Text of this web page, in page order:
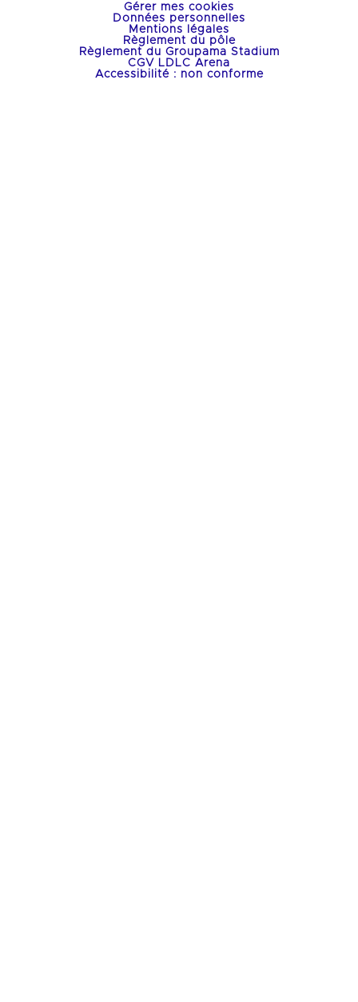
Gérer mes cookies
Données personnelles
Mentions légales
Règlement du pôle
Règlement du Groupama Stadium
CGV LDLC Arena
Accessibilité : non conforme